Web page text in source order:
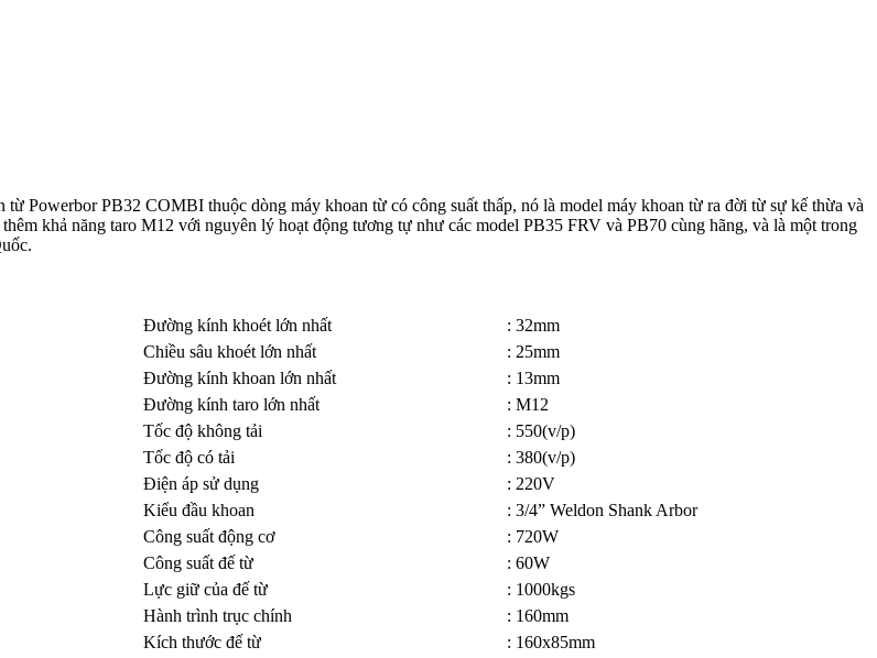
từ Powerbor PB32 COMBI thuộc dòng máy khoan từ có công suất thấp, nó là model máy khoan từ ra đời từ sự kế thừa và
khả năng taro M12 với nguyên lý hoạt động tương tự như các model PB35 FRV và PB70 cùng hãng, và là một trong
Đường kính khoét lớn nhất
: 32mm
Chiều sâu khoét lớn nhất
: 25mm
Đường kính khoan lớn nhất
: 13mm
Đường kính taro lớn nhất
: M12
Tốc độ không tải
: 550(v/p)
Tốc độ có tải
: 380(v/p)
Điện áp sử dụng
: 220V
Kiểu đầu khoan
: 3/4” Weldon Shank Arbor
Công suất động cơ
: 720W
Công suất đế từ
: 60W
Lực giữ của đế từ
: 1000kgs
Hành trình trục chính
: 160mm
Kích thước đế từ
: 160x85mm